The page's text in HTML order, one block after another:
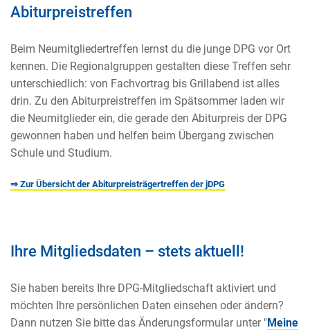
Abiturpreistreffen
Beim Neumitgliedertreffen lernst du die junge DPG vor Ort
kennen. Die Regionalgruppen gestalten diese Treffen sehr
unterschiedlich: von Fachvortrag bis Grillabend ist alles
drin. Zu den Abiturpreistreffen im Spätsommer laden wir
die Neumitglieder ein, die gerade den Abiturpreis der DPG
gewonnen haben und helfen beim Übergang zwischen
Schule und Studium.
⇒ Zur Übersicht der Abiturpreisträgertreffen der jDPG
Ihre Mitgliedsdaten – stets aktuell!
Sie haben bereits Ihre DPG-Mitgliedschaft aktiviert und
möchten Ihre persönlichen Daten einsehen oder ändern?
Dann nutzen Sie bitte das Änderungsformular unter "Meine